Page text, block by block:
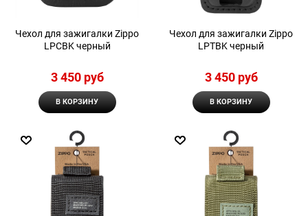
Чехол для зажигалки Zippo
LPCBK черный
3 450 руб
В КОРЗИНУ
Чехол для зажигалки Zippo
LPTBK черный
3 450 руб
В КОРЗИНУ